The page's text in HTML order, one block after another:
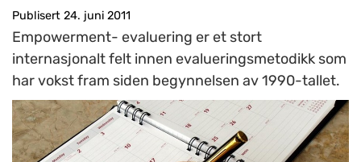
Publisert 24. juni 2011
Empowerment- evaluering er et stort
internasjonalt felt innen evalueringsmetodikk som
har vokst fram siden begynnelsen av 1990-tallet.